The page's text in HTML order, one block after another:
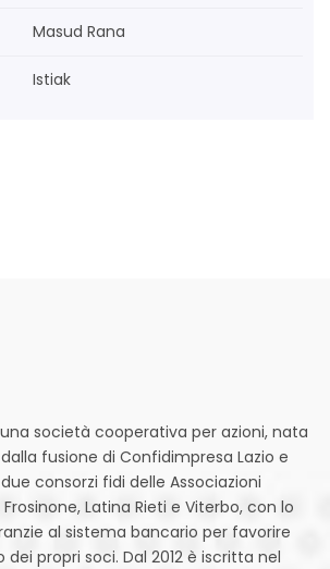
Masud Rana
Istiak
società cooperativa per azioni, nata
fusione di Confidimpresa Lazio e
consorzi fidi delle Associazioni
Latina Rieti e Viterbo, con lo
al sistema bancario per favorire
dei propri soci. Dal 2012 è iscritta nel